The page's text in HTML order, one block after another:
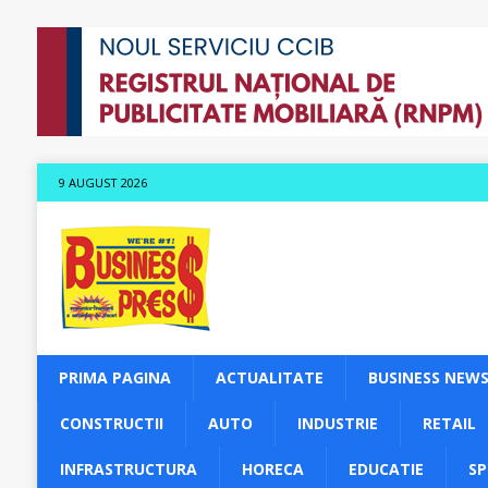
9 AUGUST 2026
PRIMA PAGINA ACTUALITATE BUSINESS NEWS
CONSTRUCTII AUTO INDUSTRIE RETAIL
INFRASTRUCTURA HORECA EDUCATIE